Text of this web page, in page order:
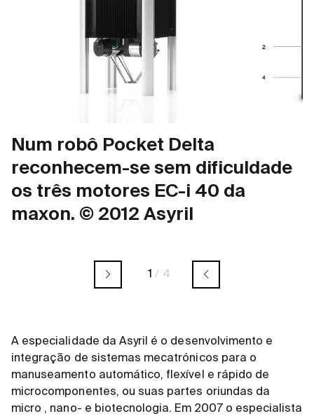
Num robô Pocket Delta
reconhecem-se sem dificuldade
os três motores EC-i 40 da
maxon. © 2012 Asyril
1 / 4
A especialidade da Asyril é o desenvolvimento e
integração de sistemas mecatrónicos para o
manuseamento automático, flexível e rápido de
microcomponentes, ou suas partes oriundas da
micro , nano- e biotecnologia. Em 2007 o especialista